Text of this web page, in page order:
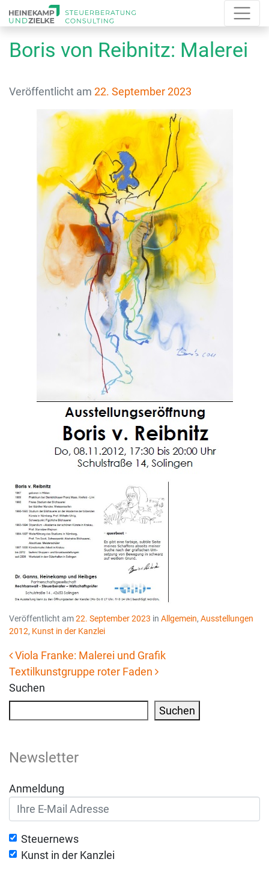
Boris von Reibnitz: Malerei
Veröffentlicht am 22. September 2023
Veröffentlicht am22. September 2023 in Allgemein, Ausstellungen
2012, Kunst in der Kanzlei
Beitrags-Navigation
Viola Franke: Malerei und Grafik
Textilkunstgruppe roter Faden
Suchen
Suchen
Newsletter
Anmeldung
Steuernews
Kunst in der Kanzlei